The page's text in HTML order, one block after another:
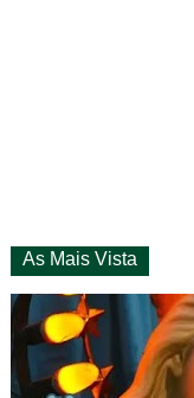
As Mais Vista